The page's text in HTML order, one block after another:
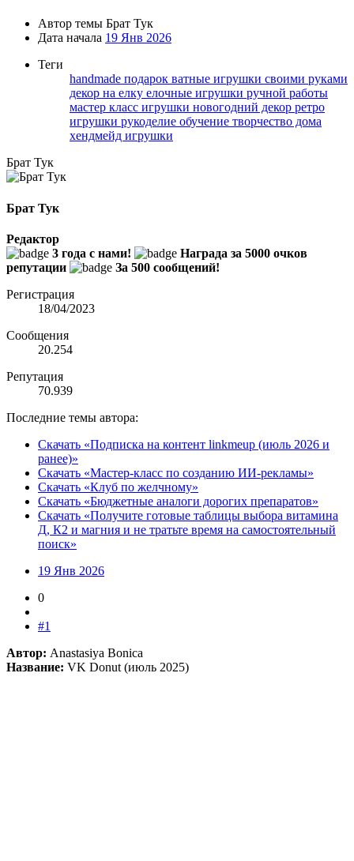
Автор темы Брат Тук
Дата начала 19 Янв 2026
Теги
handmade подарок ватные игрушки своими руками
декор на елку елочные игрушки ручной работы
мастер класс игрушки новогодний декор ретро
игрушки рукоделие обучение творчество дома
хендмейд игрушки
Брат Тук
Брат Тук
Редактор
3 года с нами!
Награда за 5000 очков
репутации
За 500 сообщений!
Регистрация
18/04/2023
Сообщения
20.254
Репутация
70.939
Последние темы автора:
Скачать «Подписка на контент linkmeup (июль 2026 и
ранее)»
Скачать «Мастер-класс по созданию ИИ-рекламы»
Скачать «Клуб по желчному»
Скачать «Бюджетные аналоги дорогих препаратов»
Скачать «Получите готовые таблицы выбора витамина
Д, К2 и магния и не тратьте время на самостоятельный
поиск»
19 Янв 2026
0
#1
Автор: Anastasiya Bonica
Название: VK Donut (июль 2025)